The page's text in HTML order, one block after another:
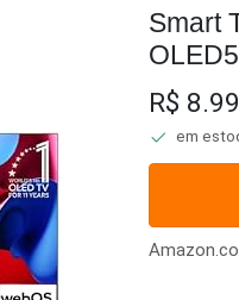
Smart
144Hz
Slim
R$
em